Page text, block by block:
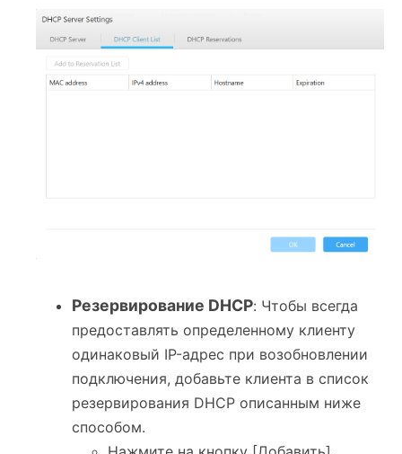
Резервирование DHCP: Чтобы всегда
предоставлять определенному клиенту
одинаковый IP-адрес при возобновлении
подключения, добавьте клиента в список
резервирования DHCP описанным ниже
способом.